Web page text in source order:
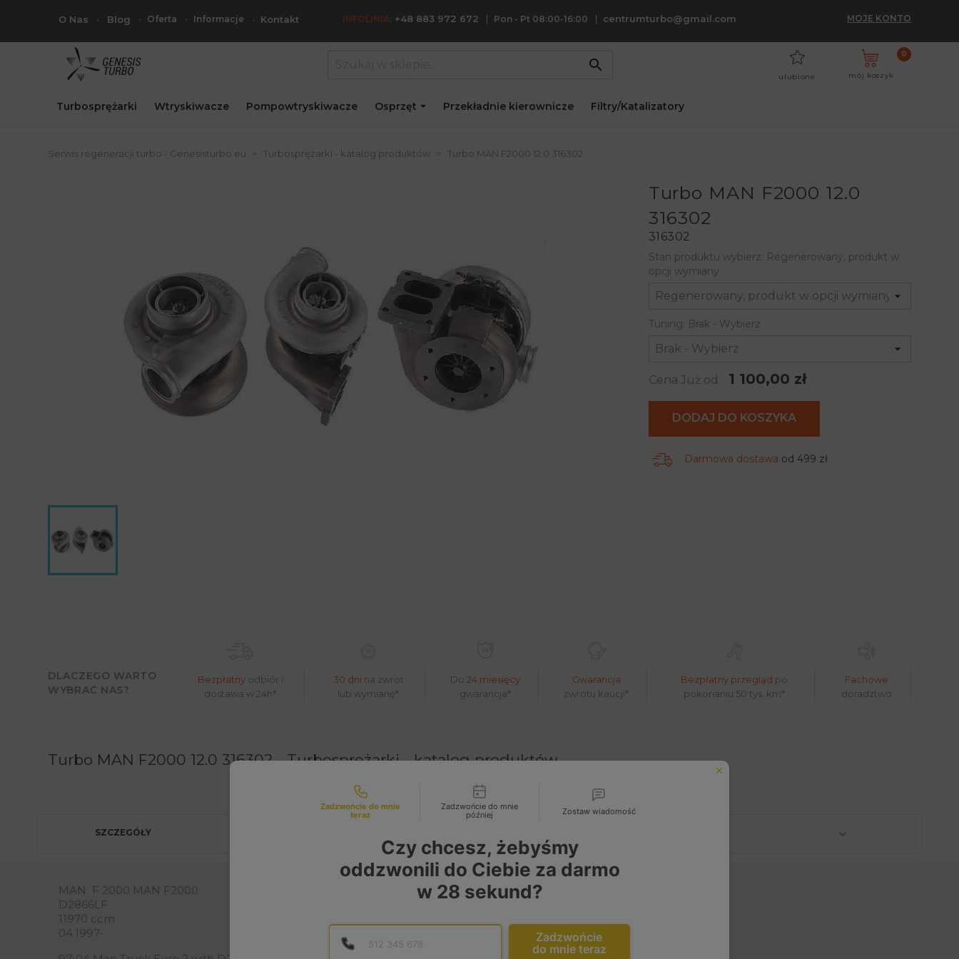
O Nas Blog Oferta Informacje Kontakt INFOLINIA: +48 883 972 672 Pon - Pt 08:00-16:00 centrumturbo@gmail.com MOJE KONTO
search
mój koszyk
0
ulubione
Turbosprężarki Wtryskiwacze Pompowtryskiwacze Osprzęt Przekładnie kierownicze Filtry/Katalizatory
Serwis regeneracji turbo - Genesisturbo.eu Turbosprężarki - katalog produktów Turbo MAN F2000 12.0 316302
Turbo MAN F2000 12.0
316302
316302
Stan produktu wybierz: Regenerowany, produkt w
opcji wymiany
Tuning: Brak - Wybierz
Cena Już od 1 100,00 zł
DODAJ DO KOSZYKA
Darmowa dostawa od 499 zł
DLACZEGO WARTO
WYBRAĆ NAS?
Bezpłatnyodbiór i
dostawa w 24h*
30 dni na zwrot
lub wymianę*
Do24 miesięcy
gwarancja*
Gwarancja
zwrotu kaucji*
Bezpłatny przegląd po
pokonaniu 50 tys. km*
Fachowe
doradztwo
Turbo MAN F2000 12.0 316302 - Turbosprężarki - katalog produktów
SZCZEGÓŁY
MAN F 2000 MAN F2000
D2866LF
11970 ccm
04.1997-
Możliwości kontaktu
Zadzwońcie do mnie
teraz
Zadzwońcie do mnie
później
Zostaw wiadomość
Czy chcesz, żebyśmy
oddzwonili do Ciebie za darmo
w 28 sekund?
Numer telefonu
Podaj poprawny numer telefonu w formacie E164
Zadzwońcie
do mnie teraz